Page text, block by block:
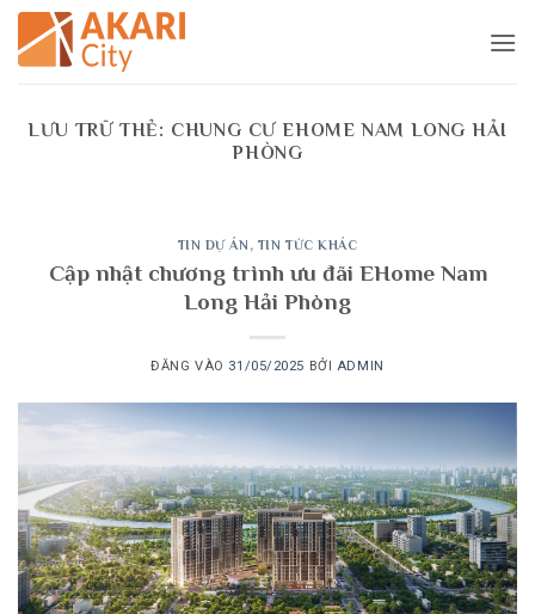
Bỏ
qua
nội
LƯU TRỮ THẺ: CHUNG CƯ EHOME NAM LONG HẢI
PHÒNG
TIN DỰ ÁN , TIN TỨC KHÁC
Cập nhật chương trình ưu đãi EHome Nam
Long Hải Phòng
ĐĂNG VÀO 31/05/2025 BỞI ADMIN